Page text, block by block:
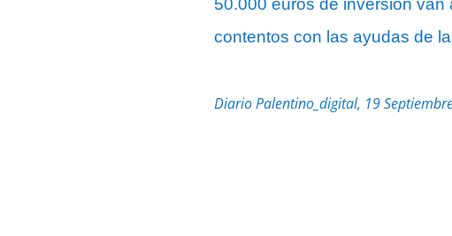
50.000 euros de inversión
contentos con las ayudas de
Diario Palentino_digital, 19